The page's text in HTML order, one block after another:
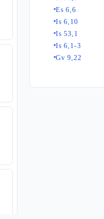
Es 6,6
Is 6,10
Is 53,1
Is 6,1-3
Gv 9,22